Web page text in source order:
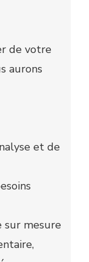
de votre
aurons
et de
sur mesure